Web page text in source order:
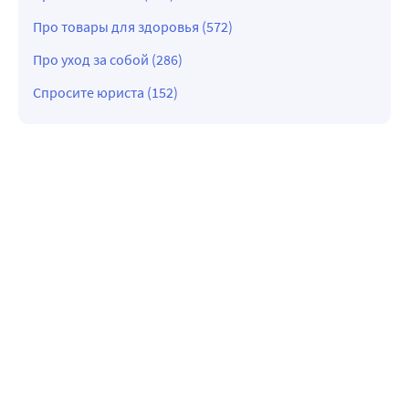
Про товары для здоровья (572)
Про уход за собой (286)
Спросите юриста (152)